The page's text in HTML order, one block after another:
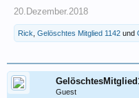
20.Dezember.2018
Rick Gelöschtes Mitglied 1142 und
Guest